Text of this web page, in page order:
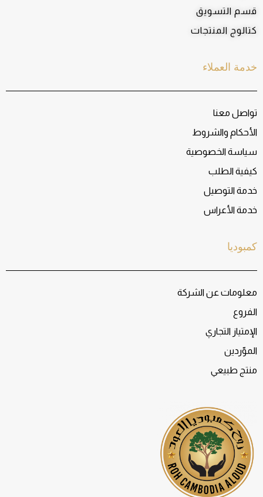
كمبوديا
معلومات عن الشركة
الفروع
الإمتياز التجاري
الموّردين
منتج طبيعي
خدمة العملاء
تواصل معنا
الأحكام والشروط
سياسة الخصوصية
كيفية الطلب
خدمة التوصيل
خدمة الأعراس
قسم التسويق
كتالوج المنتجات